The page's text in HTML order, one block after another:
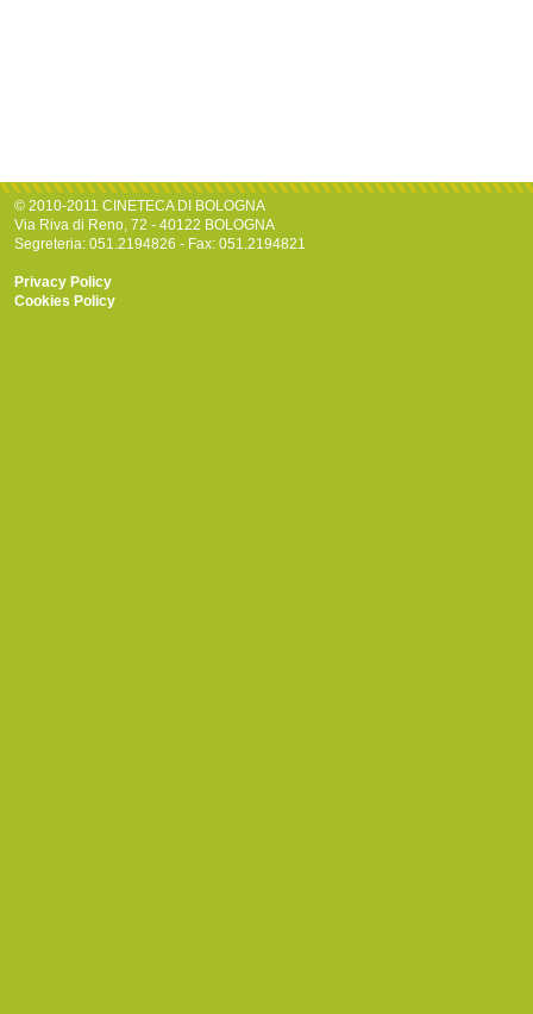
© 2010-2011 CINETECA DI BOLOGNA
Via Riva di Reno, 72 - 40122 BOLOGNA
Segreteria: 051.2194826 - Fax: 051.2194821
Privacy Policy
Cookies Policy